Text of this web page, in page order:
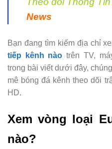
News
Bạn đang tìm kiếm địa chỉ
tiếp kênh nào trên TV,
trong bài viết dưới đây,
mê bóng đá kênh theo dõi
HD.
Xem vòng loại
nào?